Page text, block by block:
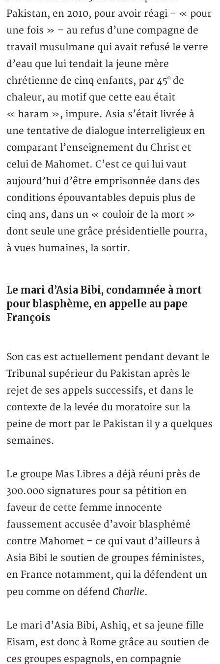
Pakistan, en 2010, pour avoir réagi – « pour
une fois » – au refus d’une compagne de
travail musulmane qui avait refusé le verre
d’eau que lui tendait la jeune mère
chrétienne de cinq enfants, par 45° de
chaleur, au motif que cette eau était
« haram », impure. Asia s’était livrée à
une tentative de dialogue interreligieux en
comparant l’enseignement du Christ et
celui de Mahomet. C’est ce qui lui vaut
aujourd’hui d’être emprisonnée dans des
conditions épouvantables depuis plus de
cinq ans, dans un « couloir de la mort »
dont seule une grâce présidentielle pourra,
à vues humaines, la sortir.
Le mari d’Asia Bibi, condamnée à mort
pour blasphème, en appelle au pape
François
Son cas est actuellement pendant devant le
Tribunal supérieur du Pakistan après le
rejet de ses appels successifs, et dans le
contexte de la levée du moratoire sur la
peine de mort par le Pakistan il y a quelques
semaines.
Le groupe Mas Libres a déjà réuni près de
300.000 signatures pour sa pétition en
faveur de cette femme innocente
faussement accusée d’avoir blasphémé
contre Mahomet – ce qui vaut d’ailleurs à
Asia Bibi le soutien de groupes féministes,
en France notamment, qui la défendent un
peu comme on défend Charlie.
Le mari d’Asia Bibi, Ashiq, et sa jeune fille
Eisam, est donc à Rome grâce au soutien de
ces groupes espagnols, en compagnie